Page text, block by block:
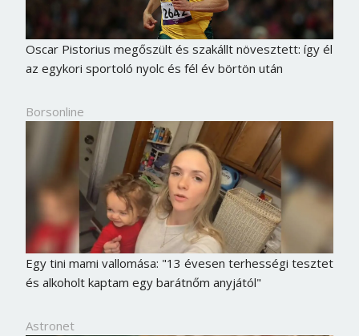
Oscar Pistorius megőszült és szakállt növesztett: így él
az egykori sportoló nyolc és fél év börtön után
Borsonline
Egy tini mami vallomása: "13 évesen terhességi tesztet
és alkoholt kaptam egy barátnőm anyjától"
Astronet